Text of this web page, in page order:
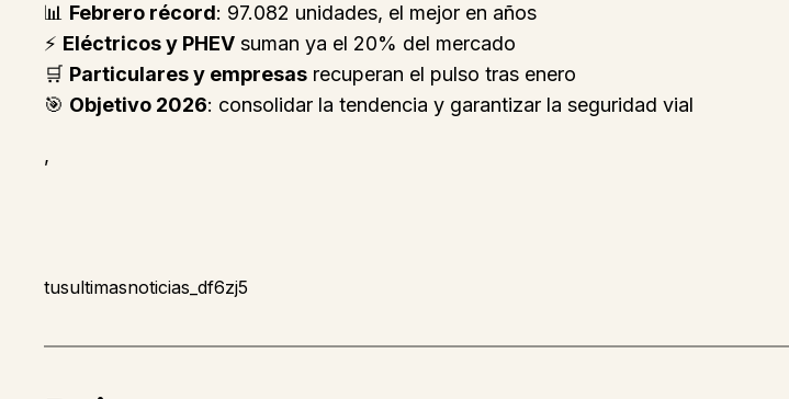
📊 Febrero récord: 97.082 unidades, el mejor en años
⚡ Eléctricos y PHEV suman ya el 20% del mercado
🛒 Particulares y empresas recuperan el pulso tras enero
🎯 Objetivo 2026: consolidar la tendencia y garantizar la seguridad vial
,
tusultimasnoticias_df6zj5